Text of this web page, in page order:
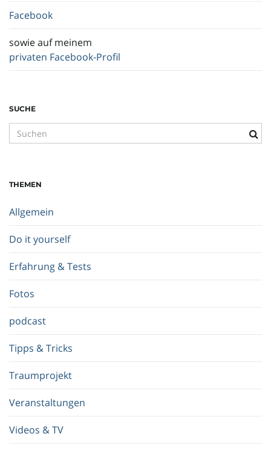
Facebook
sowie auf meinem
privaten Facebook-Profil
SUCHE
u
b
g
i
f
.
.
.
THEMEN
Allgemein
Do it yourself
Erfahrung & Tests
Fotos
podcast
Tipps & Tricks
Traumprojekt
Veranstaltungen
Videos & TV